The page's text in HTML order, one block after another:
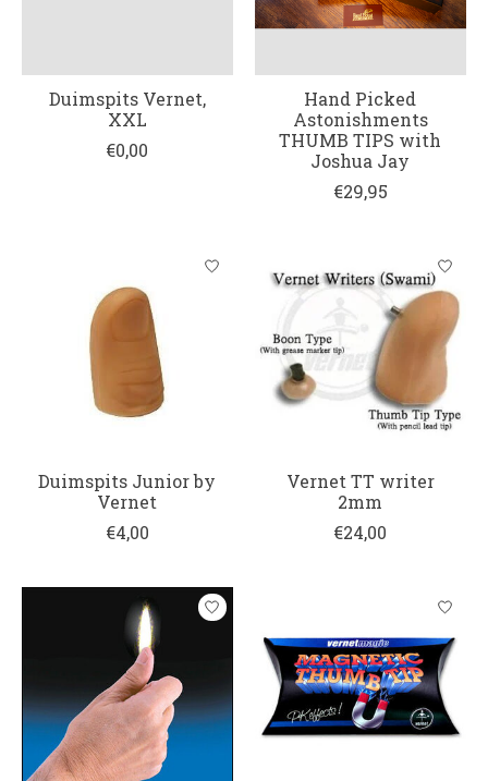
Duimspits Vernet,
XXL
€0,00
Hand Picked
Astonishments
THUMB TIPS with
Joshua Jay
€29,95
Duimspits Junior by
Vernet
€4,00
Vernet TT writer
2mm
€24,00